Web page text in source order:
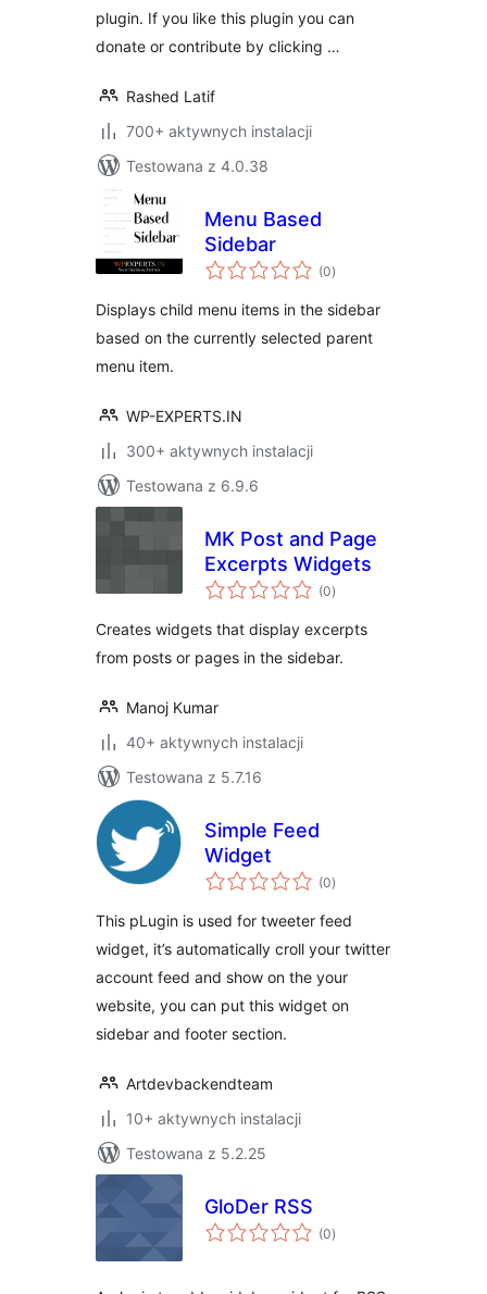
plugin. If you like this plugin you can
donate or contribute by clicking …
Rashed Latif
700+ aktywnych instalacji
Testowana z 4.0.38
Menu Based
Sidebar
(0wszystkich
ocen
)
Displays child menu items in the sidebar
based on the currently selected parent
menu item.
WP-EXPERTS.IN
300+ aktywnych instalacji
Testowana z 6.9.6
MK Post and Page
Excerpts Widgets
(0wszystkich
ocen
)
Creates widgets that display excerpts
from posts or pages in the sidebar.
Manoj Kumar
40+ aktywnych instalacji
Testowana z 5.7.16
Simple Feed
Widget
(0wszystkich
ocen
)
This pLugin is used for tweeter feed
widget, it’s automatically croll your twitter
account feed and show on the your
website, you can put this widget on
sidebar and footer section.
Artdevbackendteam
10+ aktywnych instalacji
Testowana z 5.2.25
GloDer RSS
(0wszystkich
ocen
)